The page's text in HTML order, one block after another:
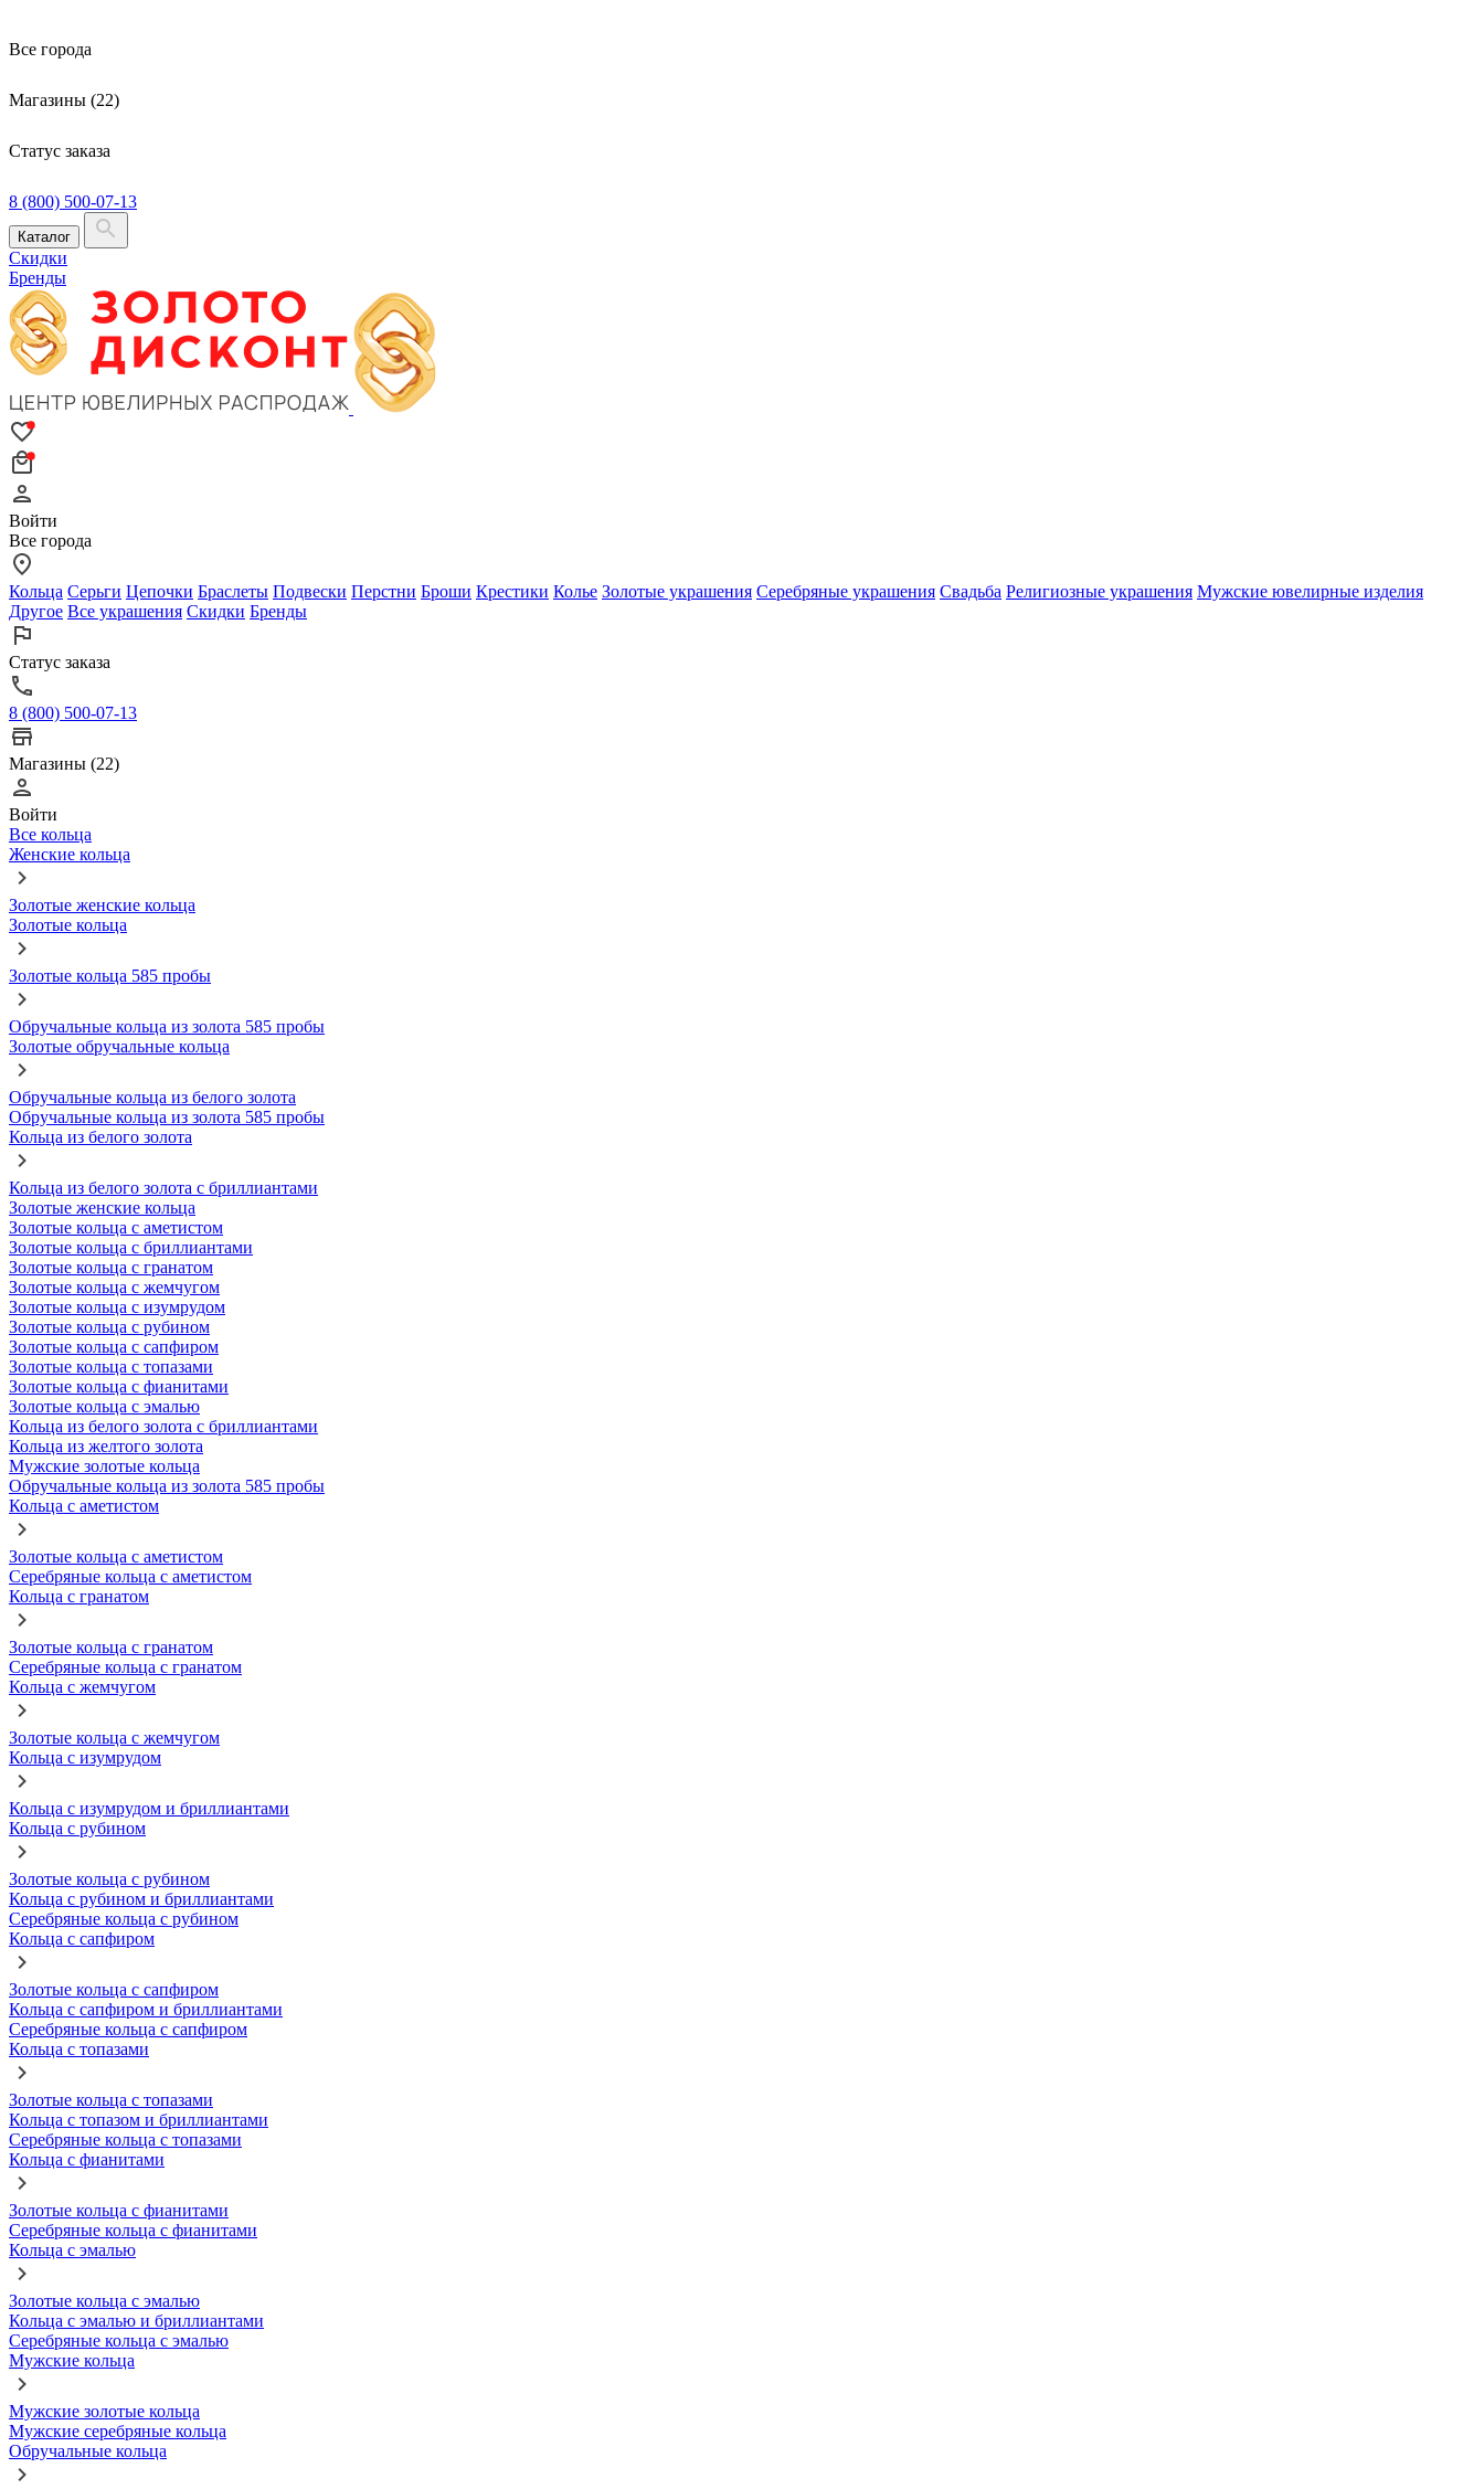
Все города
Магазины (22)
Статус заказа
8 (800) 500-07-13
Каталог
Скидки
Бренды
Войти
Все города
Кольца Серьги Цепочки Браслеты Подвески Перстни Броши Крестики Колье Золотые украшения Серебряные украшения Свадьба Религиозные украшения Мужские ювелирные изделия
Другое Все украшения Скидки Бренды
Статус заказа
8 (800) 500-07-13
Магазины (22)
Войти
Все кольца
Женские кольца
Золотые женские кольца
Золотые кольца
Золотые кольца 585 пробы
Обручальные кольца из золота 585 пробы
Золотые обручальные кольца
Обручальные кольца из белого золота
Обручальные кольца из золота 585 пробы
Кольца из белого золота
Кольца из белого золота с бриллиантами
Золотые женские кольца
Золотые кольца с аметистом
Золотые кольца с бриллиантами
Золотые кольца с гранатом
Золотые кольца с жемчугом
Золотые кольца с изумрудом
Золотые кольца с рубином
Золотые кольца с сапфиром
Золотые кольца с топазами
Золотые кольца с фианитами
Золотые кольца с эмалью
Кольца из белого золота с бриллиантами
Кольца из желтого золота
Мужские золотые кольца
Обручальные кольца из золота 585 пробы
Кольца с аметистом
Золотые кольца с аметистом
Серебряные кольца с аметистом
Кольца с гранатом
Золотые кольца с гранатом
Серебряные кольца с гранатом
Кольца с жемчугом
Золотые кольца с жемчугом
Кольца с изумрудом
Кольца с изумрудом и бриллиантами
Кольца с рубином
Золотые кольца с рубином
Кольца с рубином и бриллиантами
Серебряные кольца с рубином
Кольца с сапфиром
Золотые кольца с сапфиром
Кольца с сапфиром и бриллиантами
Серебряные кольца с сапфиром
Кольца с топазами
Золотые кольца с топазами
Кольца с топазом и бриллиантами
Серебряные кольца с топазами
Кольца с фианитами
Золотые кольца с фианитами
Серебряные кольца с фианитами
Кольца с эмалью
Золотые кольца с эмалью
Кольца с эмалью и бриллиантами
Серебряные кольца с эмалью
Мужские кольца
Мужские золотые кольца
Мужские серебряные кольца
Обручальные кольца